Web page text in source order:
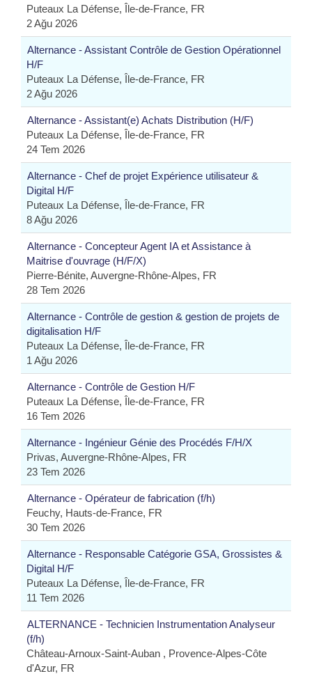
Puteaux La Défense, Île-de-France, FR
2 Ağu 2026
Alternance - Assistant Contrôle de Gestion Opérationnel
H/F
Puteaux La Défense, Île-de-France, FR
2 Ağu 2026
Alternance - Assistant(e) Achats Distribution (H/F)
Puteaux La Défense, Île-de-France, FR
24 Tem 2026
Alternance - Chef de projet Expérience utilisateur &
Digital H/F
Puteaux La Défense, Île-de-France, FR
8 Ağu 2026
Alternance - Concepteur Agent IA et Assistance à
Maitrise d'ouvrage (H/F/X)
Pierre-Bénite, Auvergne-Rhône-Alpes, FR
28 Tem 2026
Alternance - Contrôle de gestion & gestion de projets de
digitalisation H/F
Puteaux La Défense, Île-de-France, FR
1 Ağu 2026
Alternance - Contrôle de Gestion H/F
Puteaux La Défense, Île-de-France, FR
16 Tem 2026
Alternance - Ingénieur Génie des Procédés F/H/X
Privas, Auvergne-Rhône-Alpes, FR
23 Tem 2026
Alternance - Opérateur de fabrication (f/h)
Feuchy, Hauts-de-France, FR
30 Tem 2026
Alternance - Responsable Catégorie GSA, Grossistes &
Digital H/F
Puteaux La Défense, Île-de-France, FR
11 Tem 2026
ALTERNANCE - Technicien Instrumentation Analyseur
(f/h)
Château-Arnoux-Saint-Auban , Provence-Alpes-Côte
d'Azur, FR